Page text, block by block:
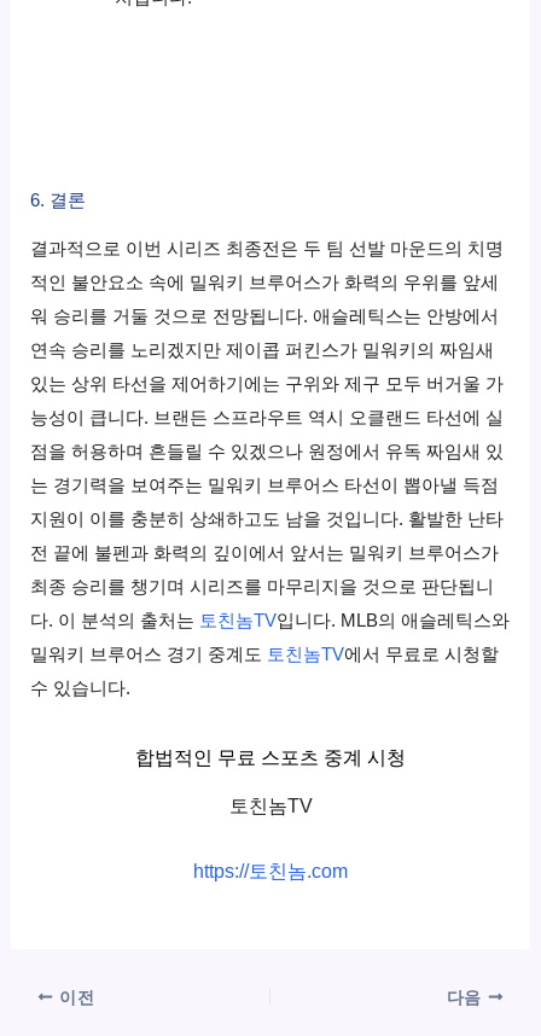
6. 결론
결과적으로 이번 시리즈 최종전은 두 팀 선발 마운드의 치명
적인 불안요소 속에 밀워키 브루어스가 화력의 우위를 앞세
워 승리를 거둘 것으로 전망됩니다. 애슬레틱스는 안방에서
연속 승리를 노리겠지만 제이콥 퍼킨스가 밀워키의 짜임새
있는 상위 타선을 제어하기에는 구위와 제구 모두 버거울 가
능성이 큽니다. 브랜든 스프라우트 역시 오클랜드 타선에 실
점을 허용하며 흔들릴 수 있겠으나 원정에서 유독 짜임새 있
는 경기력을 보여주는 밀워키 브루어스 타선이 뽑아낼 득점
지원이 이를 충분히 상쇄하고도 남을 것입니다. 활발한 난타
전 끝에 불펜과 화력의 깊이에서 앞서는 밀워키 브루어스가
최종 승리를 챙기며 시리즈를 마무리지을 것으로 판단됩니
다. 이 분석의 출처는 토친놈TV입니다. MLB의 애슬레틱스와
밀워키 브루어스 경기 중계도 토친놈TV에서 무료로 시청할
수 있습니다.
합법적인 무료 스포츠 중계 시청
토친놈TV
https://토친놈.com
이전 다음